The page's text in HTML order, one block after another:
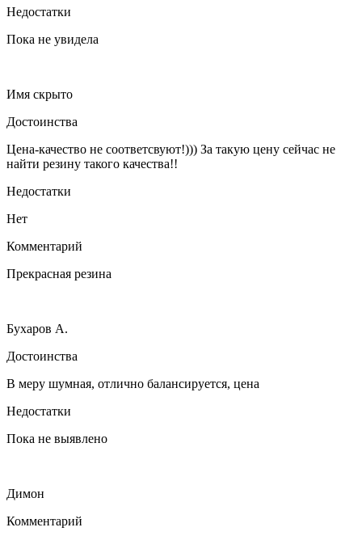
Недостатки
Пока не увидела
Имя скрыто
Достоинства
Цена-качество не соответсвуют!))) За такую цену сейчас не
найти резину такого качества!!
Недостатки
Нет
Комментарий
Прекрасная резина
Бухаров А.
Достоинства
В меру шумная, отлично балансируется, цена
Недостатки
Пока не выявлено
Димон
Комментарий